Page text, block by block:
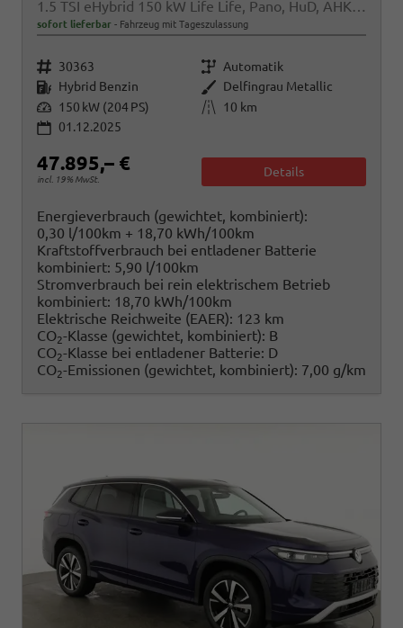
1.5 TSI eHybrid 150 kW Life Life, Pano, HuD, AHK, AreaView, Side, Navi, Winter, 5-J. Garantie
sofort lieferbar Fahrzeug mit Tageszulassung
Fahrzeugnr. 30363 Getriebe Automatik
Kraftstoff Hybrid Benzin Außenfarbe Delfingrau Metallic
Leistung 150 kW (204 PS) Kilometerstand
10 km
01.12.2025
47.895,– €
incl. 19% MwSt.
Details
Energieverbrauch (gewichtet, kombiniert):
0,30 l/100km + 18,70 kWh/100km
Kraftstoffverbrauch bei entladener Batterie
kombiniert: 5,90 l/100km
Stromverbrauch bei rein elektrischem Betrieb
kombiniert: 18,70 kWh/100km
Elektrische Reichweite (EAER): 123 km
CO2-Klasse (gewichtet, kombiniert): B
CO2-Klasse bei entladener Batterie: D
CO2-Emissionen (gewichtet, kombiniert): 7,00 g/km